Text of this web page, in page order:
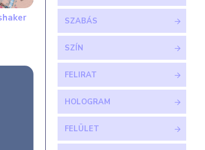
SZABÁS
SZÍN
FELIRAT
HOLOGRAM
FELÜLET